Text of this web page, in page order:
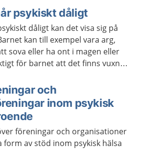
psykiskt dåligt
dåligt kan det visa sig på
kan till exempel vara arg,
sova eller ha ont i magen eller
för barnet att det finns vuxna
eller kommunen.
och
inom psykisk
föreningar och organisationer
stöd inom psykisk hälsa